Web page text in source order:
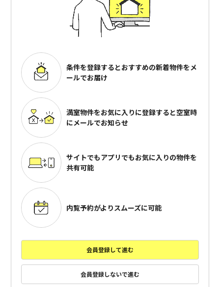
条件を登録するとおすすめの新着物件をメ
ールでお届け
満室物件をお気に入りに登録すると空室時
にメールでお知らせ
サイトでもアプリでもお気に入りの物件を
共有可能
内覧予約がよりスムーズに可能
会員登録して進む
会員登録しないで進む